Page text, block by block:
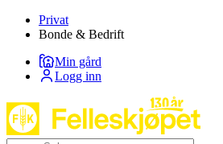
Privat
Bonde & Bedrift
Min gård
Logg inn